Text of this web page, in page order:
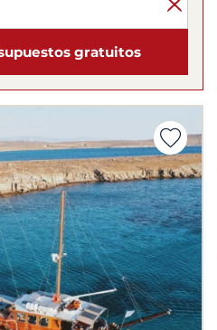
gratuitos